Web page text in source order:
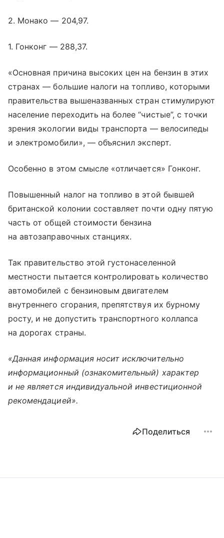
2. Монако — 204,97.
1. Гонконг — 288,37.
«Основная причина высоких цен на бензин в этих
странах — большие налоги на топливо, которыми
правительства вышеназванных стран стимулируют
население переходить на более “чистые”, с точки
зрения экологии виды транспорта — велосипеды
и электромобили», — объяснил эксперт.
Особенно в этом смысле «отличается» Гонконг.
Повышенный налог на топливо в этой бывшей
британской колонии составляет почти одну пятую
часть от общей стоимости бензина
на автозаправочных станциях.
Так правительство этой густонаселенной
местности пытается контролировать количество
автомобилей с бензиновым двигателем
внутреннего сгорания, препятствуя их бурному
росту, и не допустить транспортного коллапса
на дорогах страны.
«Данная информация носит исключительно
информационный (ознакомительный) характер
и не является индивидуальной инвестиционной
рекомендацией».
Поделиться